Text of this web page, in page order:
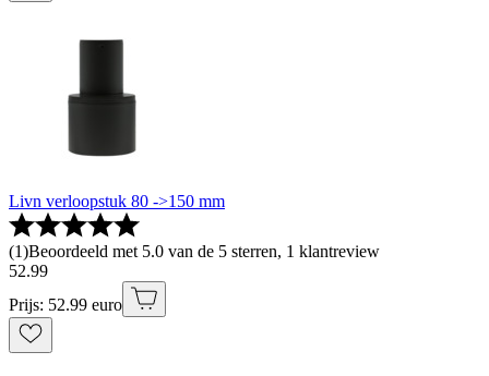
Livn verloopstuk 80 ->150 mm
(1)Beoordeeld met 5.0 van de 5 sterren, 1 klantreview
52.99
Prijs: 52.99 euro